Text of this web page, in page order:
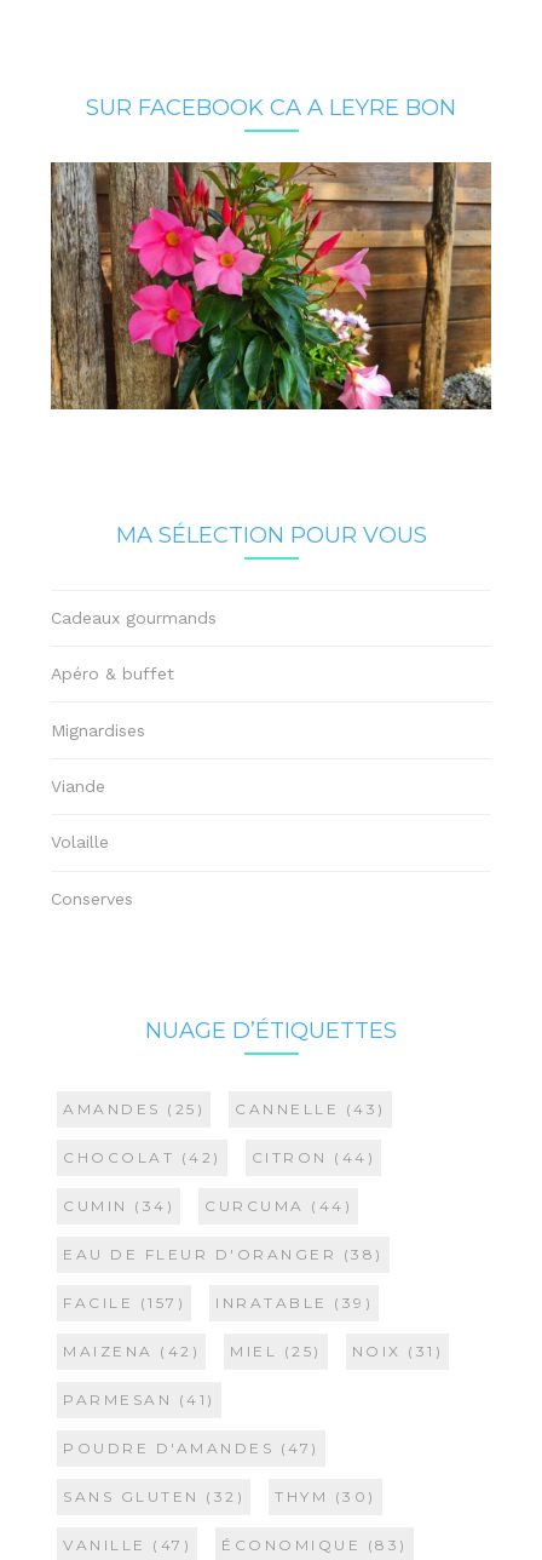
SUR FACEBOOK CA A LEYRE BON
MA SÉLECTION POUR VOUS
Cadeaux gourmands
Apéro & buffet
Mignardises
Viande
Volaille
Conserves
NUAGE D’ÉTIQUETTES
AMANDES (25) CANNELLE (43)
CHOCOLAT (42) CITRON (44)
CUMIN (34) CURCUMA (44)
EAU DE FLEUR D'ORANGER (38)
FACILE (157) INRATABLE (39)
MAIZENA (42) MIEL (25) NOIX (31)
PARMESAN (41)
POUDRE D'AMANDES (47)
SANS GLUTEN (32) THYM (30)
VANILLE (47) ÉCONOMIQUE (83)